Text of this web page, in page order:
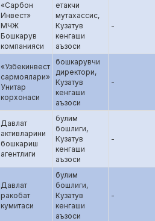
«Сарбон
Инвест»
МЧЖ
Бошкарув
компанияси
етакчи
мутахассис,
Кузатув
кенгаши
аъзоси
-
«Узбекинвест
сармоялари»
Унитар
корхонаси
бошкарувчи
директори,
Кузатув
кенгаши
аъзоси
-
Давлат
активларини
бошкариш
агентлиги
булим
бошлиги,
Кузатув
кенгаши
аъзоси
-
Давлат
ракобат
кумитаси
булим
бошлиги,
Кузатув
кенгаши
аъзоси
-